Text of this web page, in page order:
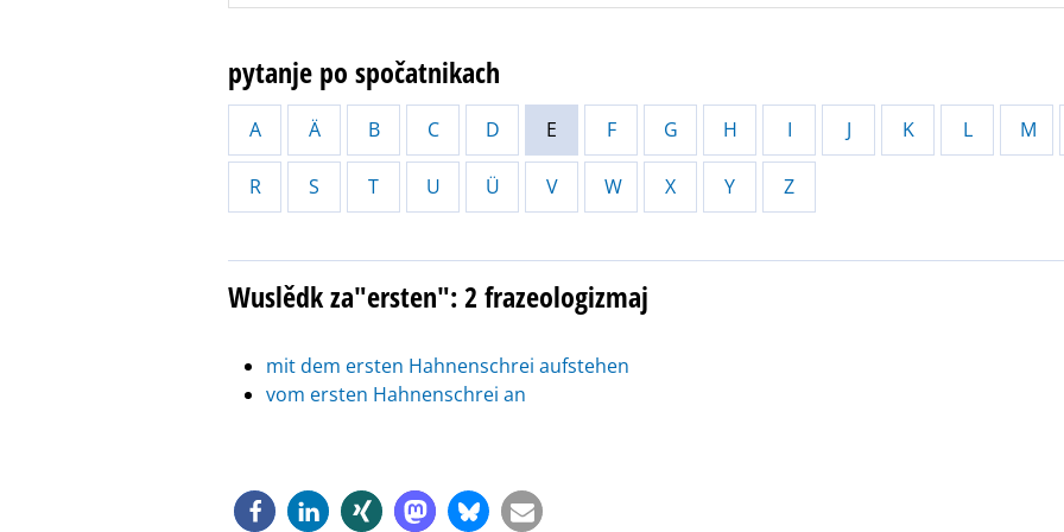
pytanje po spočatnikach
A Ä B C D E F G H I J K L M
R S T U Ü V W X Y Z
Wuslědk za"ersten": 2 frazeologizmaj
mit dem ersten Hahnenschrei aufstehen
vom ersten Hahnenschrei an